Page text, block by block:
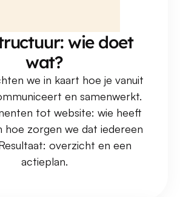
wie doet
wat?
we in kaart hoe je vanuit
en samenwerkt.
tot website: wie heeft
hoe zorgen we dat iedereen
overzicht en een
actieplan.